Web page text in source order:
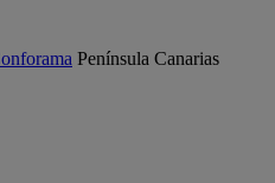
Península Canarias